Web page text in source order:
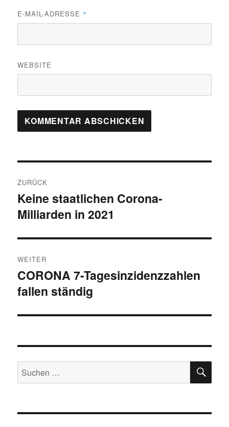
E-MAIL-ADRESSE *
WEBSITE
ZURÜCK
Vorheriger
Beitrag:
Keine staatlichen Corona-
Milliarden in 2021
WEITER
Nächster
Beitrag:
CORONA 7-Tagesinzidenzzahlen
fallen ständig
Suchen
nach: